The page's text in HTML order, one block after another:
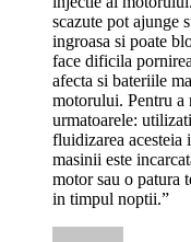
scazute pot ajunge
ingroasa si poate
face dificila
afecta si bateriile
motorului. Pentru a
urmatoarele:
fluidizarea acesteia
masinii este
motor sau o patura
in timpul noptii.”